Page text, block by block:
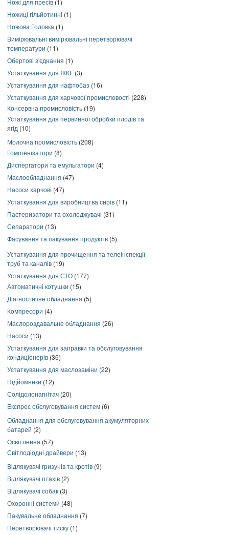
Ножі для пресів (1)
Ножиці гільйотинні (1)
Ножова Головка (1)
Вимірювальні вимірювальні перетворювачі
температури (11)
Обертові з'єднання (1)
Устаткування для ЖКГ (3)
Устаткування для нафтобаз (16)
Устаткування для харчової промисловості (228)
Консервна промисловість (19)
Устаткування для первинної обробки плодів та
ягід (10)
Молочна промисловість (208)
Гомогенізатори (8)
Диспергатори та емульгатори (4)
Маслообладнання (47)
Насоси харчові (47)
Устаткування для виробництва сирів (11)
Пастеризатори та охолоджувачі (31)
Сепаратори (13)
Фасування та пакування продуктів (5)
Устаткування для прочищення та телеінспекції
труб та каналів (19)
Устаткування для СТО (177)
Автоматичні котушки (15)
Діагностичне обладнання (5)
Компресори (4)
Маслороздавальне обладнання (26)
Насоси (13)
Устаткування для заправки та обслуговування
кондиціонерів (36)
Устаткування для маслозаміни (22)
Підйомники (12)
Солідолонагнітач (20)
Експрес обслуговування систем (6)
Обладнання для обслуговування акумуляторних
батарей (2)
Освітлення (57)
Світлодіодні драйвери (13)
Відлякувачі гризунів та кротів (9)
Відлякувачі птахів (2)
Відлякувачі собак (3)
Охоронні системи (48)
Пакувальне обладнання (7)
Перетворювачі тиску (1)